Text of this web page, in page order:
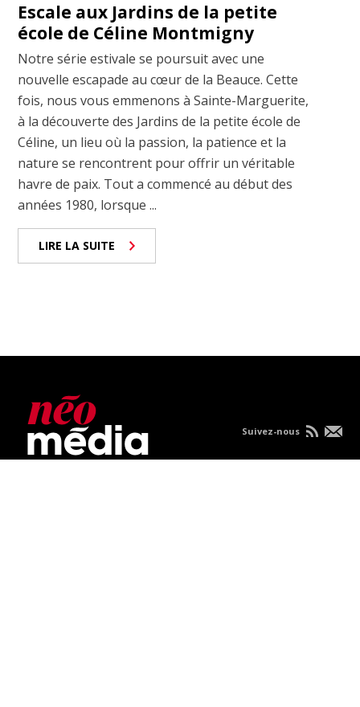
Escale aux Jardins de la petite
école de Céline Montmigny
Notre série estivale se poursuit avec une
nouvelle escapade au cœur de la Beauce. Cette
fois, nous vous emmenons à Sainte-Marguerite,
à la découverte des Jardins de la petite école de
Céline, un lieu où la passion, la patience et la
nature se rencontrent pour offrir un véritable
havre de paix. Tout a commencé au début des
années 1980, lorsque ...
LIRE LA SUITE
Suivez-nous